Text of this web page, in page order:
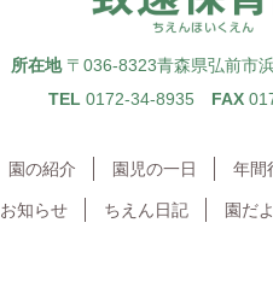
所在地〒036-8323青森県弘前市
TEL 0172-34-8935 FAX
園の紹介 園児の一日 年間
お知らせ ちえん日記 園だ